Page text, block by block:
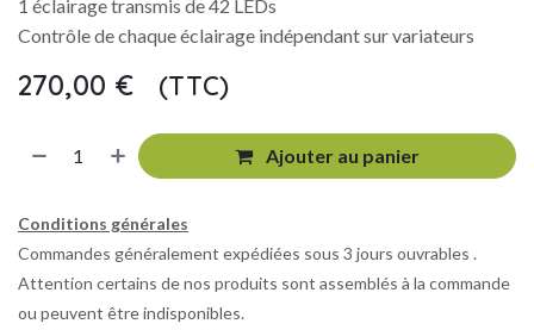
1 éclairage transmis de 42 LEDs
Contrôle de chaque éclairage indépendant sur variateurs
270,00 € (TTC)
Ajouter au panier
Conditions générales
Commandes généralement expédiées sous 3 jours ouvrables .
Attention certains de nos produits sont assemblés à la commande
ou peuvent être indisponibles.